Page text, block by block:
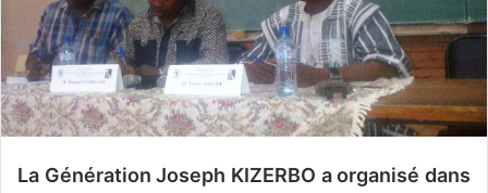
r
u
n
c
o
u
La Génération Joseph KIZERBO a organisé dans